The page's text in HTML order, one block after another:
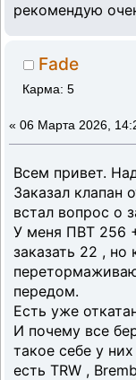
рекомендую
Fade
Карма: 5
« 06 Марта 2026,
Всем привет.
Заказал клапан
встал вопрос о
У меня ПВТ 256
заказать 22 ,
передом.
Есть уже
И почему все
такое себе у
есть TRW ,